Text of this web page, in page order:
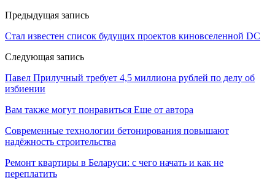
Предыдущая запись
Стал известен список будущих проектов киновселенной DC
Следующая запись
Павел Прилучный требует 4,5 миллиона рублей по делу об
избиении
Вам также могут понравиться Еще от автора
Современные технологии бетонирования повышают
надёжность строительства
Ремонт квартиры в Беларуси: с чего начать и как не
переплатить